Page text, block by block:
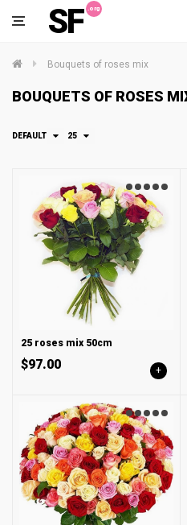
SF
Bouquets of roses mix
BOUQUETS OF ROSES
DEFAULT 25
25 roses mix 50cm
$97.00 +